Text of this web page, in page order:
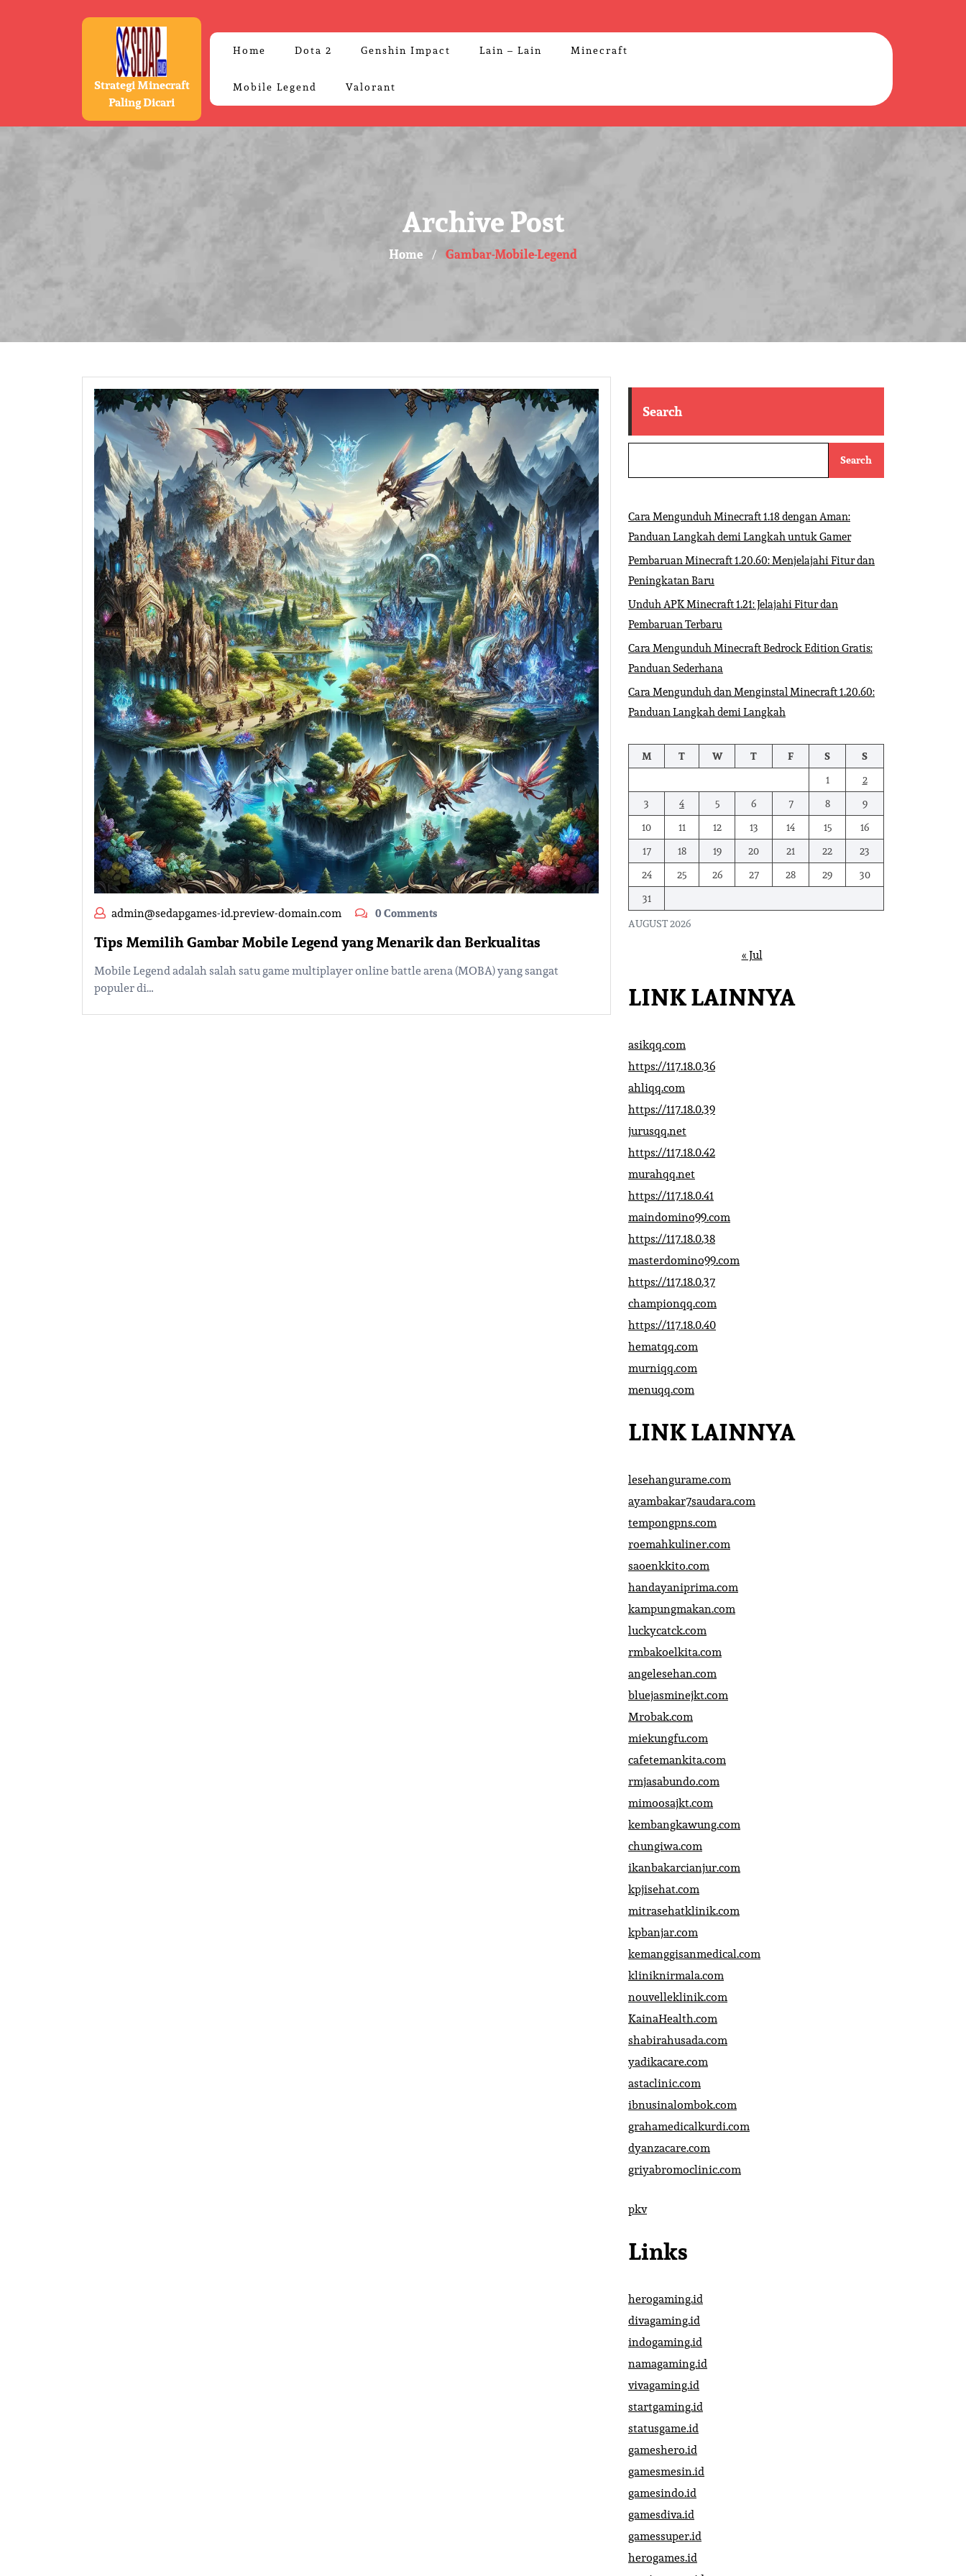
Strategi Minecraft
Paling Dicari
Home Dota 2 Genshin Impact Lain – Lain Minecraft
Mobile Legend Valorant
Archive Post
Home / Gambar-Mobile-Legend
admin@sedapgames-id.preview-domain.com 0 Comments
Tips Memilih Gambar Mobile Legend yang Menarik dan Berkualitas
Mobile Legend adalah salah satu game multiplayer online battle arena (MOBA) yang sangat
populer di…
Search
Search
Cara Mengunduh Minecraft 1.18 dengan Aman:
Panduan Langkah demi Langkah untuk Gamer
Pembaruan Minecraft 1.20.60: Menjelajahi Fitur dan
Peningkatan Baru
Unduh APK Minecraft 1.21: Jelajahi Fitur dan
Pembaruan Terbaru
Cara Mengunduh Minecraft Bedrock Edition Gratis:
Panduan Sederhana
Cara Mengunduh dan Menginstal Minecraft 1.20.60:
Panduan Langkah demi Langkah
AUGUST 2026
M T W T F S
S
1
2
3
4 5 6 7 8
9
10
11 12 13 14 15
16
17
18 19 20 21 22
23
24
25 26 27 28 29
30
31
« Jul
LINK LAINNYA
asikqq.com
https://117.18.0.36
ahliqq.com
https://117.18.0.39
jurusqq.net
https://117.18.0.42
murahqq.net
https://117.18.0.41
maindomino99.com
https://117.18.0.38
masterdomino99.com
https://117.18.0.37
championqq.com
https://117.18.0.40
hematqq.com
murniqq.com
menuqq.com
LINK LAINNYA
lesehangurame.com
ayambakar7saudara.com
tempongpns.com
roemahkuliner.com
saoenkkito.com
handayaniprima.com
kampungmakan.com
luckycatck.com
rmbakoelkita.com
angelesehan.com
bluejasminejkt.com
Mrobak.com
miekungfu.com
cafetemankita.com
rmjasabundo.com
mimoosajkt.com
kembangkawung.com
chungiwa.com
ikanbakarcianjur.com
kpjisehat.com
mitrasehatklinik.com
kpbanjar.com
kemanggisanmedical.com
kliniknirmala.com
nouvelleklinik.com
KainaHealth.com
shabirahusada.com
yadikacare.com
astaclinic.com
ibnusinalombok.com
grahamedicalkurdi.com
dyanzacare.com
griyabromoclinic.com
pkv
Links
herogaming.id
divagaming.id
indogaming.id
namagaming.id
vivagaming.id
startgaming.id
statusgame.id
gameshero.id
gamesmesin.id
gamesindo.id
gamesdiva.id
gamessuper.id
herogames.id